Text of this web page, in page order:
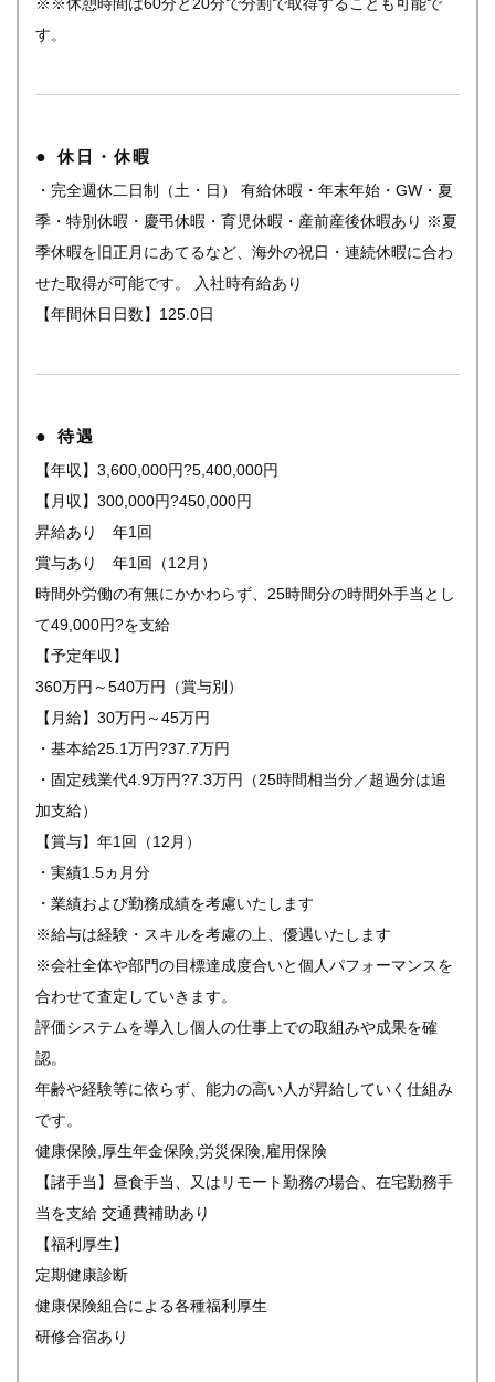
す。
休日・休暇
・完全週休二日制（土・日） 有給休暇・年末年始・GW・夏
季・特別休暇・慶弔休暇・育児休暇・産前産後休暇あり ※夏
季休暇を旧正月にあてるなど、海外の祝日・連続休暇に合わ
せた取得が可能です。 入社時有給あり
【年間休日日数】125.0日
待遇
【年収】3,600,000円?5,400,000円
【月収】300,000円?450,000円
昇給あり 年1回
賞与あり 年1回（12月）
時間外労働の有無にかかわらず、25時間分の時間外手当とし
て49,000円?を支給
【予定年収】
360万円～540万円（賞与別）
【月給】30万円～45万円
・基本給25.1万円?37.7万円
・固定残業代4.9万円?7.3万円（25時間相当分／超過分は追
加支給）
【賞与】年1回（12月）
・実績1.5ヵ月分
・業績および勤務成績を考慮いたします
※給与は経験・スキルを考慮の上、優遇いたします
※会社全体や部門の目標達成度合いと個人パフォーマンスを
合わせて査定していきます。
評価システムを導入し個人の仕事上での取組みや成果を確
認。
年齢や経験等に依らず、能力の高い人が昇給していく仕組み
です。
健康保険,厚生年金保険,労災保険,雇用保険
【諸手当】昼食手当、又はリモート勤務の場合、在宅勤務手
当を支給 交通費補助あり
【福利厚生】
定期健康診断
健康保険組合による各種福利厚生
研修合宿あり